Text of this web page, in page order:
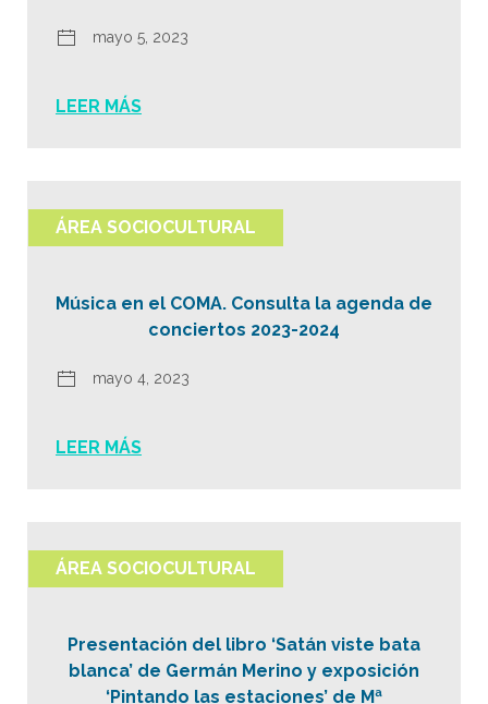
mayo 5, 2023
LEER MÁS
ÁREA SOCIOCULTURAL
Música en el COMA. Consulta la agenda de
conciertos 2023-2024
mayo 4, 2023
LEER MÁS
ÁREA SOCIOCULTURAL
Presentación del libro ‘Satán viste bata
blanca’ de Germán Merino y exposición
‘Pintando las estaciones’ de Mª